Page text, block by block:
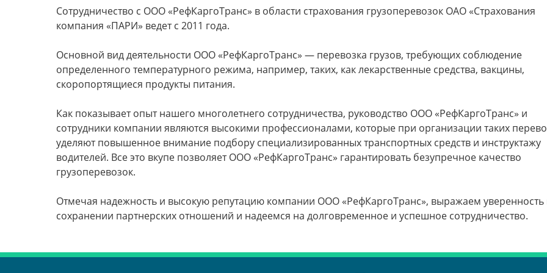
Сотрудничество с ООО «РефКаргоТранс» в области страхования грузоперевозок ОАО «Страхования
компания «ПАРИ» ведет с 2011 года.
Основной вид деятельности ООО «РефКаргоТранс» — перевозка грузов, требующих соблюдение
определенного температурного режима, например, таких, как лекарственные средства, вакцины,
скоропортящиеся продукты питания.
Как показывает опыт нашего многолетнего сотрудничества, руководство ООО «РефКаргоТранс» и
сотрудники компании являются высокими профессионалами, которые при организации таких
уделяют повышенное внимание подбору специализированных транспортных средств и инструктажу
водителей. Все это вкупе позволяет ООО «РефКаргоТранс» гарантировать безупречное качество
грузоперевозок.
Отмечая надежность и высокую репутацию компании ООО «РефКаргоТранс», выражаем уверенность
сохранении партнерских отношений и надеемся на долговременное и успешное сотрудничество.